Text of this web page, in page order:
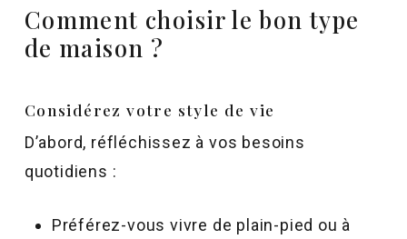
Comment choisir le bon type
de maison ?
Considérez votre style de vie
D’abord, réfléchissez à vos besoins
quotidiens :
Préférez-vous vivre de plain-pied ou à